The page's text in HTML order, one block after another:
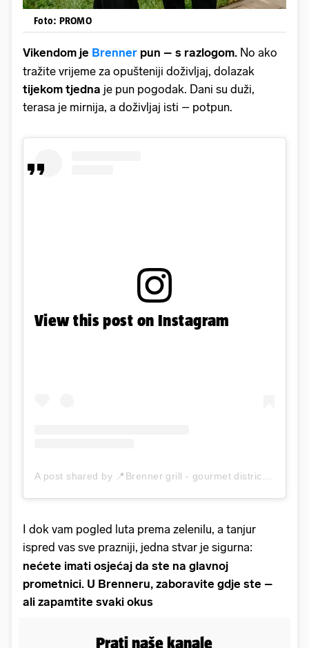
Foto: PROMO
Vikendom je Brenner pun – s razlogom. No ako
tražite vrijeme za opušteniji doživljaj, dolazak
tijekom tjedna je pun pogodak. Dani su duži,
terasa je mirnija, a doživljaj isti – potpun.
View this post on Instagram
I dok vam pogled luta prema zelenilu, a tanjur
ispred vas sve prazniji, jedna stvar je sigurna:
nećete imati osjećaj da ste na glavnoj
prometnici. U Brenneru, zaboravite gdje ste –
ali zapamtite svaki okus
Prati naše kanale